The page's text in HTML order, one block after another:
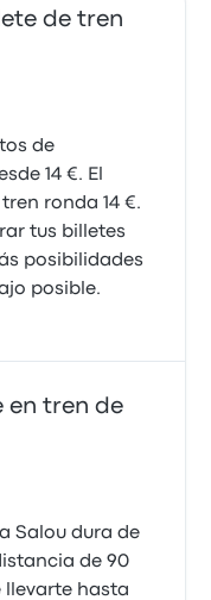
de tren
de
14 €. El
ronda 14 €.
tus billetes
posibilidades
posible.
en tren de
Salou dura de
de 90
llevarte hasta